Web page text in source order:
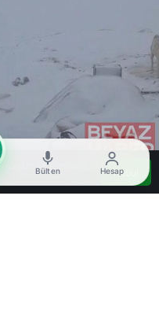
sağlamak için
Kabul
Bülten Hesap